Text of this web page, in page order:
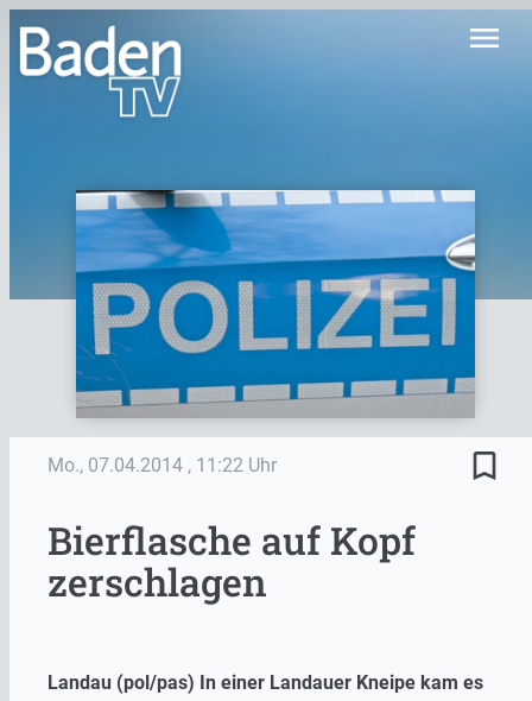
menu
Mo., 07.04.2014 , 11:22 Uhr bookmark_border
Bierflasche auf Kopf
zerschlagen
Landau (pol/pas) In einer Landauer Kneipe kam es